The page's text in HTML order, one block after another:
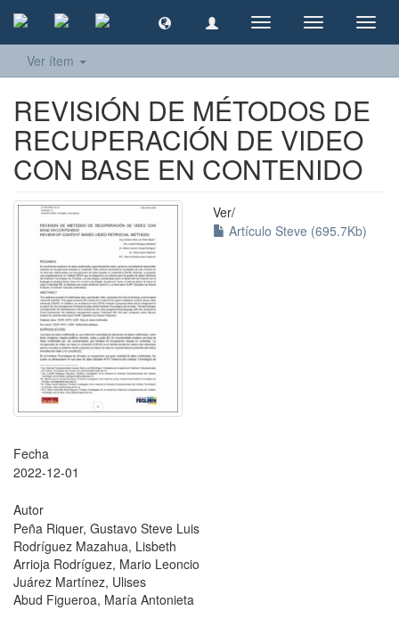
Cambiar
navegación
Cambiar
navegación
Ver ítem
REVISIÓN DE MÉTODOS DE
RECUPERACIÓN DE VIDEO
CON BASE EN CONTENIDO
Ver/
Artículo Steve (695.7Kb)
Fecha
2022-12-01
Autor
Peña Riquer, Gustavo Steve Luis
Rodríguez Mazahua, Lisbeth
Arrioja Rodríguez, Mario Leoncio
Juárez Martínez, Ulises
Abud Figueroa, María Antonieta